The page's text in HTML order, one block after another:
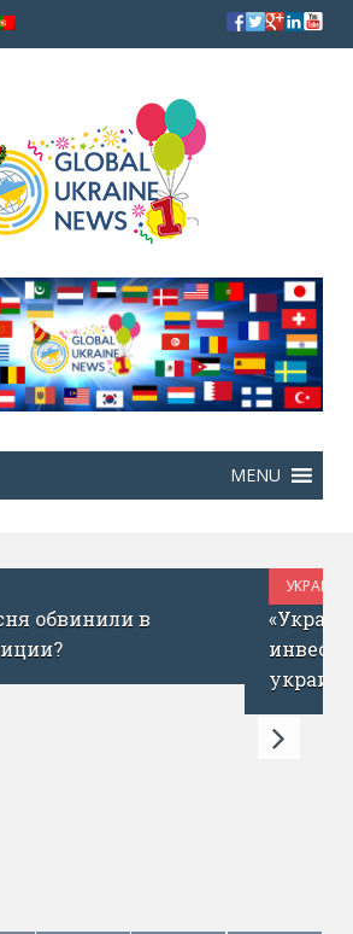
– как Израиль до ICQ»:
Кац о запуске фонда для